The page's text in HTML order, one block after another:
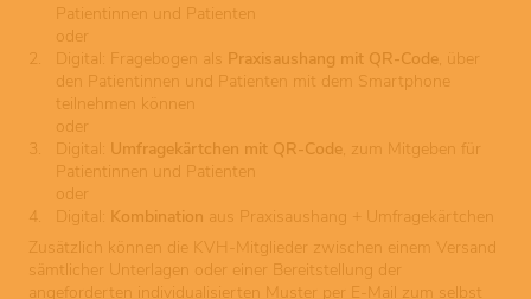
Patientinnen und Patienten
oder
Digital: Fragebogen als Praxisaushang mit QR-Code , über
den Patientinnen und Patienten mit dem Smartphone
teilnehmen können
oder
Digital: Umfragekärtchen mit QR-Code , zum Mitgeben für
Patientinnen und Patienten
oder
Digital: Kombination aus Praxisaushang + Umfragekärtchen
Zusätzlich können die KVH-Mitglieder zwischen einem Versand
sämtlicher Unterlagen oder einer Bereitstellung der
angeforderten individualisierten Muster per E-Mail zum selbst